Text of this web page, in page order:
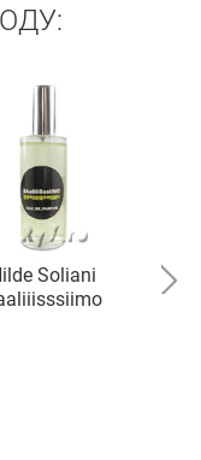
Soliani